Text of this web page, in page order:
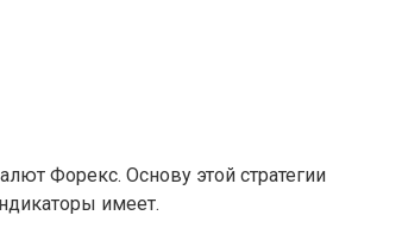
Форекс. Основу этой стратегии
имеет.